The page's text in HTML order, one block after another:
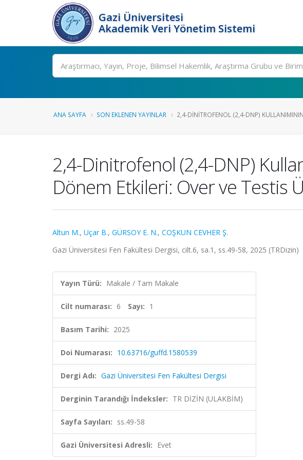
Gazi Üniversitesi
Akademik Veri Yönetim Sistemi
Ara
ANA SAYFA SON EKLENEN YAYINLAR 2,4-DINITROFENOL (2,4-DNP)
2,4-Dinitrofenol (2,4-DNP)
Dönem Etkileri: Over ve Testis
Altun M., Uçar B., GÜRSOY E. N., COŞKUN CEVHER Ş.
Gazi Üniversitesi Fen Fakültesi Dergisi, cilt.6, sa.1, ss.49-58, 2025 (TRDizin)
Yayın Türü: Makale / Tam Makale
Cilt numarası: 6 Sayı: 1
Basım Tarihi: 2025
Doi Numarası: 10.63716/guffd.1580539
Dergi Adı: Gazi Üniversitesi Fen Fakültesi Dergisi
Derginin Tarandığı İndeksler: TR DİZİN (ULAKBİM)
Sayfa Sayıları: ss.49-58
Gazi Üniversitesi Adresli: Evet